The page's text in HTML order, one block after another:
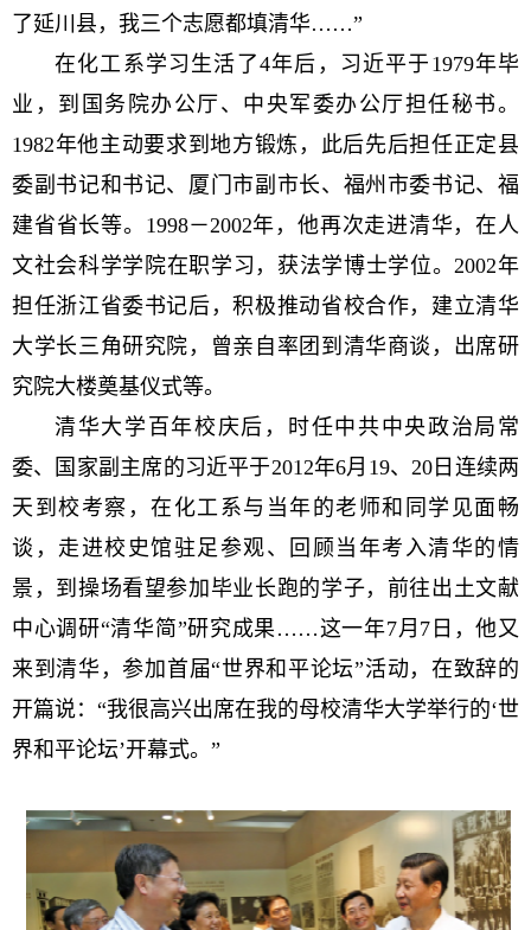
了延川县，我三个志愿都填清华……”
在化工系学习生活了4年后，习近平于1979年毕
业，到国务院办公厅、中央军委办公厅担任秘书。
1982年他主动要求到地方锻炼，此后先后担任正定县
委副书记和书记、厦门市副市长、福州市委书记、福
建省省长等。1998－2002年，他再次走进清华，在人
文社会科学学院在职学习，获法学博士学位。2002年
担任浙江省委书记后，积极推动省校合作，建立清华
大学长三角研究院，曾亲自率团到清华商谈，出席研
究院大楼奠基仪式等。
清华大学百年校庆后，时任中共中央政治局常
委、国家副主席的习近平于2012年6月19、20日连续两
天到校考察，在化工系与当年的老师和同学见面畅
谈，走进校史馆驻足参观、回顾当年考入清华的情
景，到操场看望参加毕业长跑的学子，前往出土文献
中心调研“清华简”研究成果……这一年7月7日，他又
来到清华，参加首届“世界和平论坛”活动，在致辞的
开篇说：“我很高兴出席在我的母校清华大学举行的‘世
界和平论坛’开幕式。”